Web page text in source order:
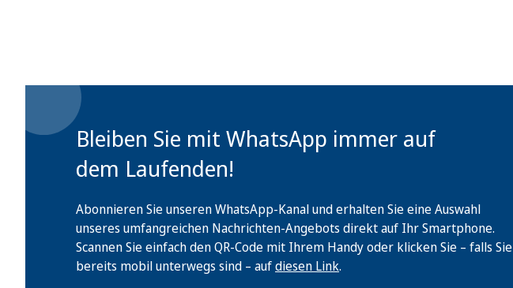
Bleiben Sie mit WhatsApp immer auf
dem Laufenden!
Abonnieren Sie unseren WhatsApp-Kanal und erhalten Sie eine Auswahl
unseres umfangreichen Nachrichten-Angebots direkt auf Ihr Smartphone.
Scannen Sie einfach den QR-Code mit Ihrem Handy oder klicken Sie – falls Sie
bereits mobil unterwegs sind – aufdiesen Link.